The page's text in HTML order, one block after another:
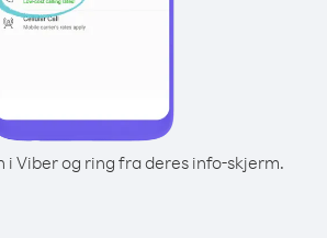
i Viber og ring fra deres info-skjerm.